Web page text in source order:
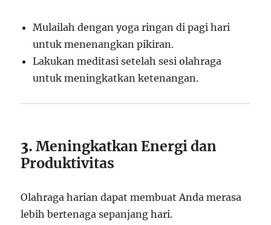
Mulailah dengan yoga ringan di pagi hari
untuk menenangkan pikiran.
Lakukan meditasi setelah sesi olahraga
untuk meningkatkan ketenangan.
3.Meningkatkan Energi dan
Produktivitas
Olahraga harian dapat membuat Anda merasa
lebih bertenaga sepanjang hari.